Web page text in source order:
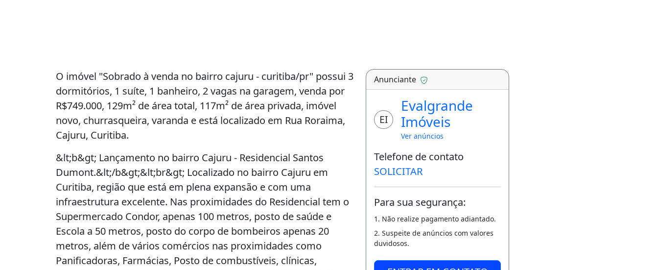
O imóvel "Sobrado à venda no bairro cajuru - curitiba/pr" possui 3
dormitórios, 1 suíte, 1 banheiro, 2 vagas na garagem, venda por
R$749.000, 129m² de área total, 117m² de área privada, imóvel
novo, churrasqueira, varanda e está localizado em Rua Roraima,
Cajuru, Curitiba.
&lt;b&gt; Lançamento no bairro Cajuru - Residencial Santos
Dumont.&lt;/b&gt;&lt;br&gt; Localizado no bairro Cajuru em
Curitiba, região que está em plena expansão e com uma
infraestrutura excelente. Nas proximidades do Residencial tem o
Supermercado Condor, apenas 100 metros, posto de saúde e
Escola a 50 metros, posto do corpo de bombeiros apenas 20
metros, além de vários comércios nas proximidades como
Panificadoras, Farmácias, Posto de combustíveis, clínicas,
Anunciante
EI
Evalgrande
Imóveis
Ver anúncios
Telefone de contato
SOLICITAR
Para sua segurança:
1. Não realize pagamento adiantado.
2. Suspeite de anúncios com valores
duvidosos.